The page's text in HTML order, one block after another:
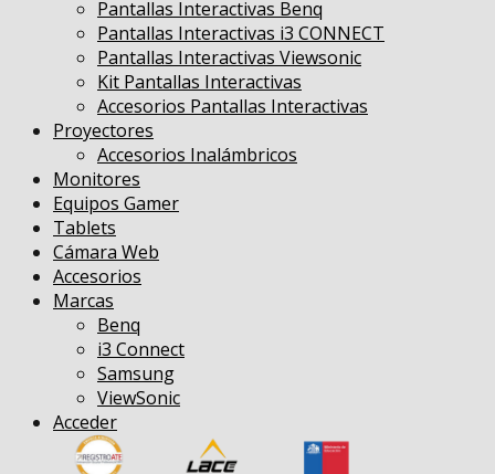
Pantallas Interactivas Benq
Pantallas Interactivas i3 CONNECT
Pantallas Interactivas Viewsonic
Kit Pantallas Interactivas
Accesorios Pantallas Interactivas
Proyectores
Accesorios Inalámbricos
Monitores
Equipos Gamer
Tablets
Cámara Web
Accesorios
Marcas
Benq
i3 Connect
Samsung
ViewSonic
Acceder